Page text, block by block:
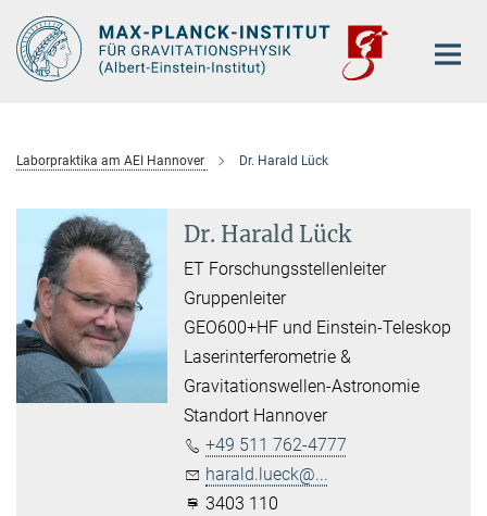
Hauptinhalt
Laborpraktika am AEI Hannover Dr. Harald Lück
Dr. Harald Lück
ET Forschungsstellenleiter
Gruppenleiter
GEO600+HF und Einstein-Teleskop
Laserinterferometrie &
Gravitationswellen-Astronomie
Standort Hannover
+49 511 762-4777
harald.lueck@...
3403 110